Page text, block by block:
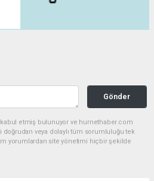
Gönder
kabul etmiş bulunuyor ve hurnethaber.com
doğrudan veya dolaylı tüm sorumluluğu tek
yorumlardan site yönetimi hiçbir şekilde